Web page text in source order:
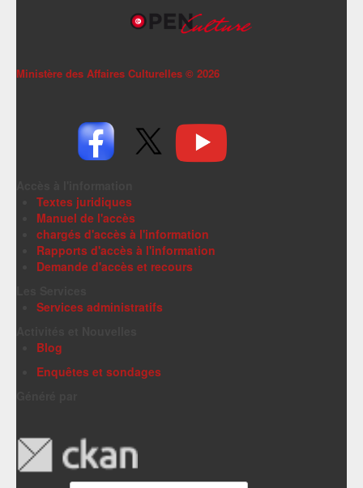
Ministère des Affaires Culturelles © 2026
Textes juridiques
Manuel de l'accès
chargés d'accès à l'information
Rapports d'accès à l'information
Demande d'accès et recours
Services administratifs
Blog
Enquêtes et sondages